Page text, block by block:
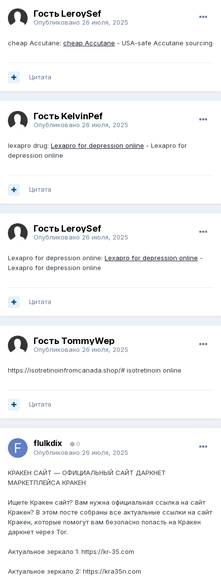
Гость LeroySef
Опубликовано 26 июля, 2025
cheap Accutane: cheap Accutane - USA-safe Accutane sourcing
Цитата
Гость KelvinPef
Опубликовано 26 июля, 2025
lexapro drug: Lexapro for depression online - Lexapro for
depression online
Цитата
Гость LeroySef
Опубликовано 26 июля, 2025
Lexapro for depression online: Lexapro for depression online -
Lexapro for depression online
Цитата
Гость TommyWep
Опубликовано 26 июля, 2025
https://isotretinoinfromcanada.shop/# isotretinoin online
Цитата
flulkdix 0
Опубликовано 26 июля, 2025
КРАКЕН САЙТ — ОФИЦИАЛЬНЫЙ САЙТ ДАРКНЕТ
МАРКЕТПЛЕЙСА КРАКЕН
Ищете Кракен сайт? Вам нужна официальная ссылка на сайт
Кракен? В этом посте собраны все актуальные ссылки на сайт
Кракен, которые помогут вам безопасно попасть на Кракен
даркнет через Tor.
Актуальное зеркало 1: https://kr-35.com
Актуальное зеркало 2: https://kra35n.com